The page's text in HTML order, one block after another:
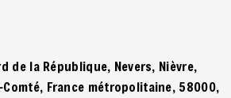
de la République, Nevers, Nièvre,
France métropolitaine, 58000,